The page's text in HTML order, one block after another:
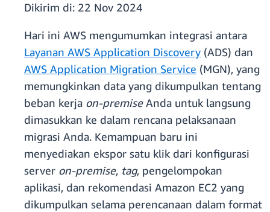
Dikirim di: 22 Nov 2024
Hari ini AWS mengumumkan integrasi antara
Layanan AWS Application Discovery (ADS) dan
AWS Application Migration Service (MGN), yang
memungkinkan data yang dikumpulkan tentang
beban kerja on-premiseAnda untuk langsung
dimasukkan ke dalam rencana pelaksanaan
migrasi Anda. Kemampuan baru ini
menyediakan ekspor satu klik dari konfigurasi
server on-premise, tag, pengelompokan
aplikasi, dan rekomendasi Amazon EC2 yang
dikumpulkan selama perencanaan dalam format